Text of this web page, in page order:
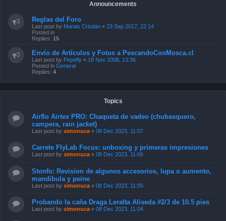
Announcements
Reglas del Foro
Last post by Marais Cristián « 23 Sep 2017, 22:14
Posted in
Replies: 15
Envío de Artículos y Fotos a PescandoConMosca.cl
Last post by Pepefly « 18 Nov 2008, 13:36
Posted in General
Replies: 4
Topics
Airflo Airtex PRO: Chaqueta de vadeo (chubasquero,
campera, rain jacket)
Last post by simonuca « 08 Dec 2023, 11:07
Carrete FlyLab Focus: unboxing y primeras impresiones
Last post by simonuca « 08 Dec 2023, 11:06
Stonfo: Revision de algunos accesorios, lupa o aumento,
mandibula y peine
Last post by simonuca « 08 Dec 2023, 11:05
Probando la caña Draga Leralta Aliseda #2/3 de 10.5 pies
Last post by simonuca « 08 Dec 2023, 11:04